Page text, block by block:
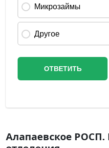
Алапаевское РОСП.